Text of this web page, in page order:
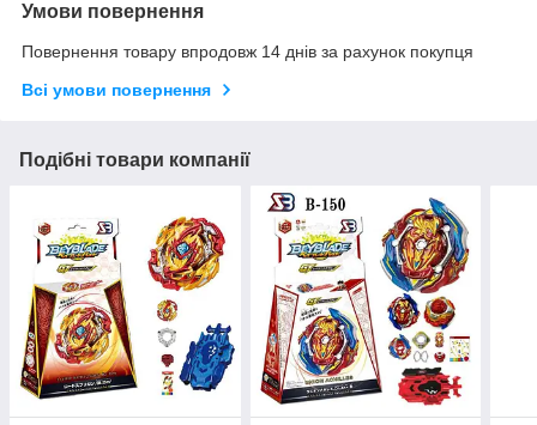
Умови повернення
Повернення товару впродовж 14 днів за рахунок покупця
Всі умови повернення
Подібні товари компанії